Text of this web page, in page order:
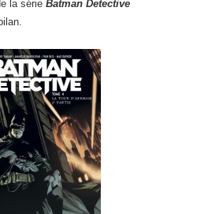
la série Batman Detective